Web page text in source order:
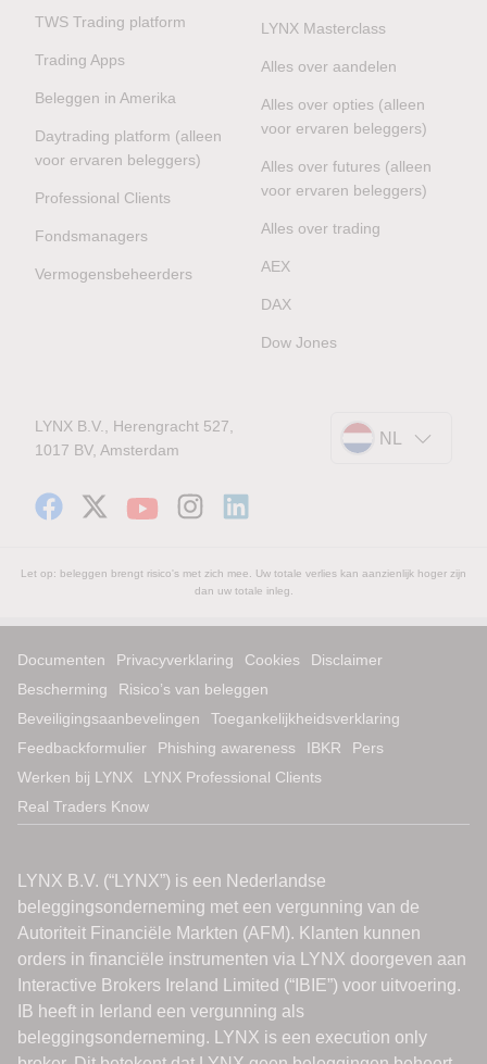
TWS Trading platform
Trading Apps
Beleggen in Amerika
Daytrading platform (alleen
voor ervaren beleggers)
Professional Clients
Fondsmanagers
Vermogensbeheerders
LYNX Masterclass
Alles over aandelen
Alles over opties (alleen
voor ervaren beleggers)
Alles over futures (alleen
voor ervaren beleggers)
Alles over trading
AEX
DAX
Dow Jones
LYNX B.V., Herengracht 527,
1017 BV, Amsterdam
NL
Let op: beleggen brengt risico's met zich mee. Uw totale verlies kan aanzienlijk hoger zijn
dan uw totale inleg.
Documenten Privacyverklaring Cookies
Disclaimer
Bescherming
Risico’s van beleggen
Beveiligingsaanbevelingen
Toegankelijkheidsverklaring
Feedbackformulier
Phishing awareness IBKR
Pers
Werken bij LYNX
LYNX Professional Clients
Real Traders Know